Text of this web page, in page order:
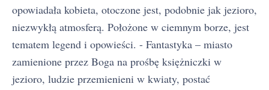
opowiadała kobieta, otoczone jest, podobnie jak jezioro,
niezwykłą atmosferą. Położone w ciemnym borze, jest
tematem legend i opowieści. - Fantastyka – miasto
zamienione przez Boga na prośbę księżniczki w
jezioro, ludzie przemienieni w kwiaty, postać